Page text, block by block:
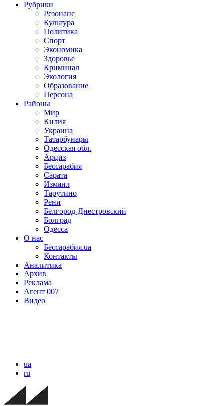
Рубрики
Резонанс
Культура
Политика
Спорт
Экономика
Здоровье
Криминал
Экология
Образование
Персона
Районы
Мир
Килия
Украина
Татарбунары
Одесская обл.
Арциз
Бессарабия
Сарата
Измаил
Тарутино
Рени
Белгород-Днестровский
Болград
Одесса
О нас
Бессарабия.ua
Контакты
Аналитика
Архив
Реклама
Агент 007
Видео
ua
ru